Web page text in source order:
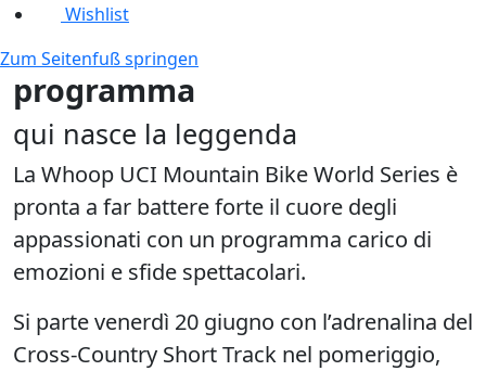
Wishlist
Zum Seitenfuß springen
programma
qui nasce la leggenda
La Whoop UCI Mountain Bike World Series è
pronta a far battere forte il cuore degli
appassionati con un programma carico di
emozioni e sfide spettacolari.
Si partevenerdì 20 giugno con l’adrenalina del
Cross-Country Short Track nel pomeriggio,